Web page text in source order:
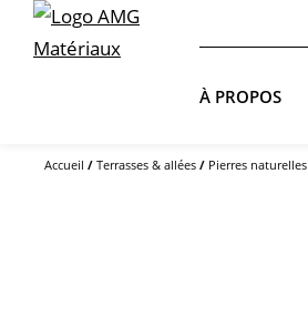
À PROPOS
Accueil / Terrasses & allées / Pierres naturelles